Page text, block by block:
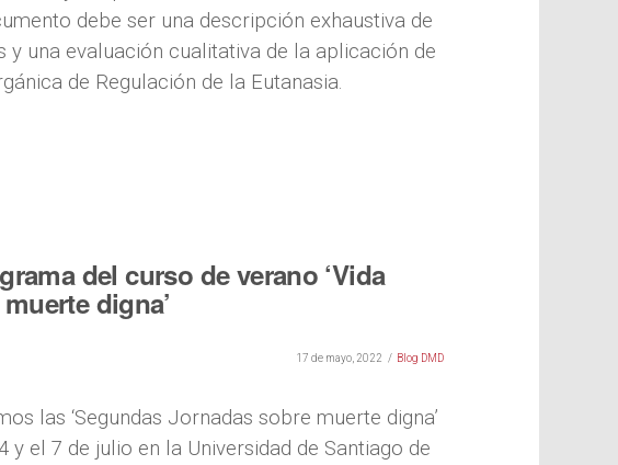
debe ser una descripción exhaustiva de
y una evaluación cualitativa de la aplicación de
de Regulación de la Eutanasia.
del curso de verano ‘Vida
digna’
17 de mayo, 2022 Blog DMD
las ‘Segundas Jornadas sobre muerte digna’
y el 7 de julio en la Universidad de Santiago de